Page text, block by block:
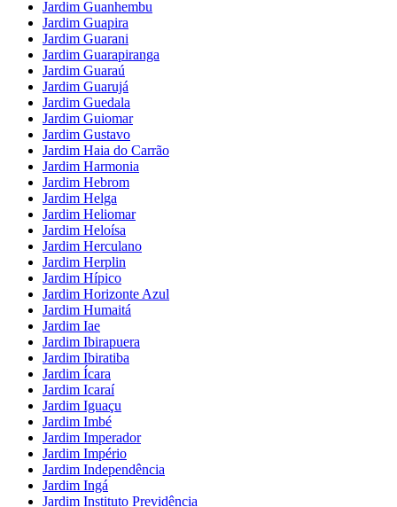
Jardim Guanhembu
Jardim Guapira
Jardim Guarani
Jardim Guarapiranga
Jardim Guaraú
Jardim Guarujá
Jardim Guedala
Jardim Guiomar
Jardim Gustavo
Jardim Haia do Carrão
Jardim Harmonia
Jardim Hebrom
Jardim Helga
Jardim Heliomar
Jardim Heloísa
Jardim Herculano
Jardim Herplin
Jardim Hípico
Jardim Horizonte Azul
Jardim Humaitá
Jardim Iae
Jardim Ibirapuera
Jardim Ibiratiba
Jardim Ícara
Jardim Icaraí
Jardim Iguaçu
Jardim Imbé
Jardim Imperador
Jardim Império
Jardim Independência
Jardim Ingá
Jardim Instituto Previdência